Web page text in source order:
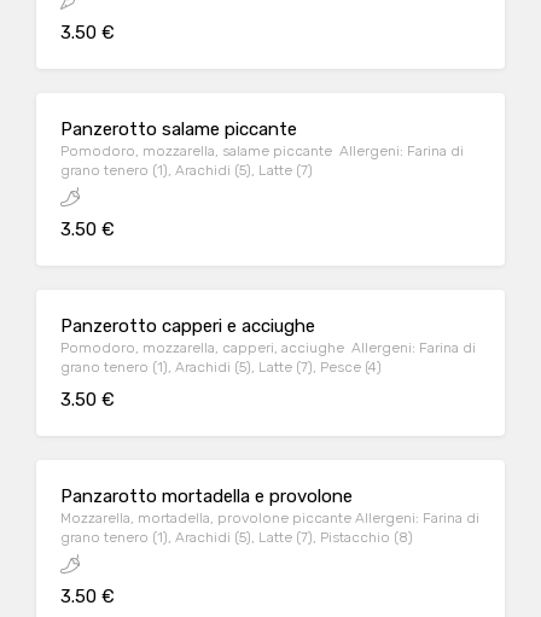
3.50 €
Panzerotto salame piccante
Pomodoro, mozzarella, salame piccante Allergeni: Farina di
grano tenero (1), Arachidi (5), Latte (7)
3.50 €
Panzerotto capperi e acciughe
Pomodoro, mozzarella, capperi, acciughe Allergeni: Farina di
grano tenero (1), Arachidi (5), Latte (7), Pesce (4)
3.50 €
Panzarotto mortadella e provolone
Mozzarella, mortadella, provolone piccante Allergeni: Farina di
grano tenero (1), Arachidi (5), Latte (7), Pistacchio (8)
3.50 €